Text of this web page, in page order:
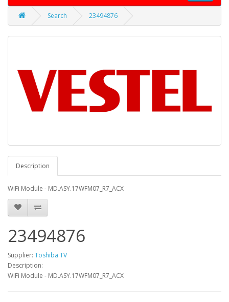
Search 23494876
Description
WiFi Module - MD.ASY.17WFM07_R7_ACX
23494876
Supplier: Toshiba TV
Description:
WiFi Module - MD.ASY.17WFM07_R7_ACX